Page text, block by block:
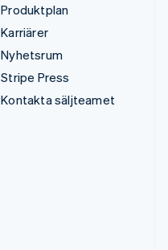
Produktplan
Karriärer
Nyhetsrum
Stripe Press
Kontakta säljteamet